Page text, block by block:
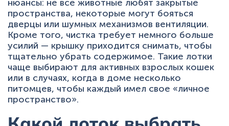
нюансы: не все животные любят закрытые
пространства, некоторые могут бояться
дверцы или шумных механизмов вентиляции.
Кроме того, чистка требует немного больше
усилий — крышку приходится снимать, чтобы
тщательно убрать содержимое. Такие лотки
чаще выбирают для активных взрослых кошек
или в случаях, когда в доме несколько
питомцев, чтобы каждый имел свое «личное
пространство».